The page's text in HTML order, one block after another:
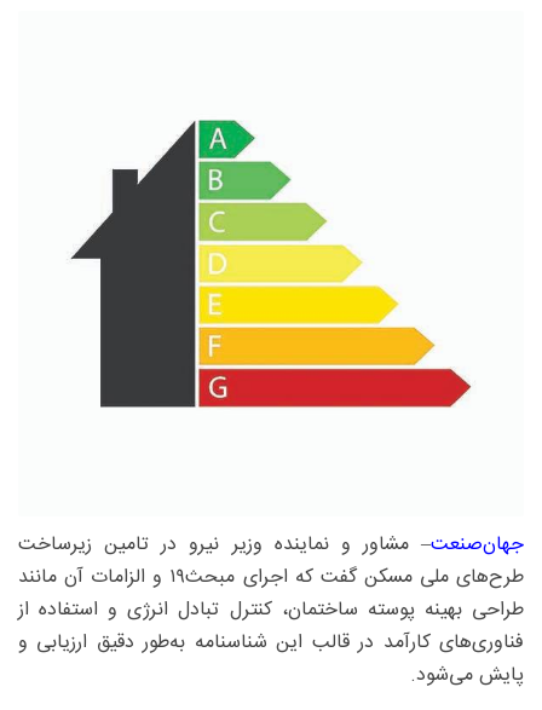
جهان‌صنعت– مشاور و نماینده وزیر نیرو در تامین زیرساخت
طرح‌های ملی مسکن گفت که اجرای مبحث۱۹ و الزامات آن مانند
طراحی بهینه پوسته ساختمان، کنترل تبادل انرژی و استفاده از
فناوری‌های کارآمد در قالب این شناسنامه به‌طور دقیق ارزیابی و
پایش می‌شود.